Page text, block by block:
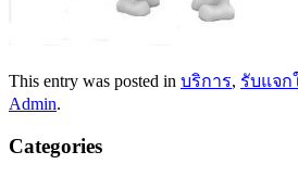
This entry was posted in บริการ, รับแจก
Admin.
Categories